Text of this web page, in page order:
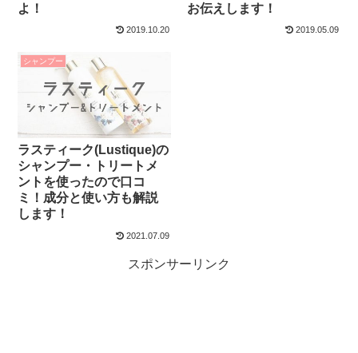
よ！
2019.10.20
お伝えします！
2019.05.09
シャンプー
ラスティーク(Lustique)の
シャンプー・トリートメ
ントを使ったので口コ
ミ！成分と使い方も解説
します！
2021.07.09
スポンサーリンク